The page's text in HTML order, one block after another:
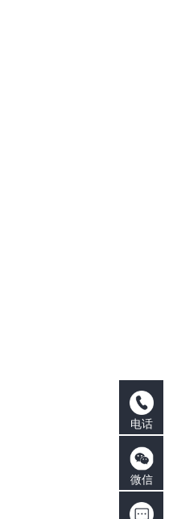
电话
微信